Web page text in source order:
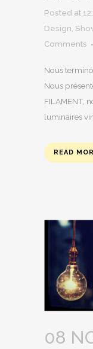
Posted at
Design
Comments
Nous
Nous
FILAMENT,
luminaires
READ
08